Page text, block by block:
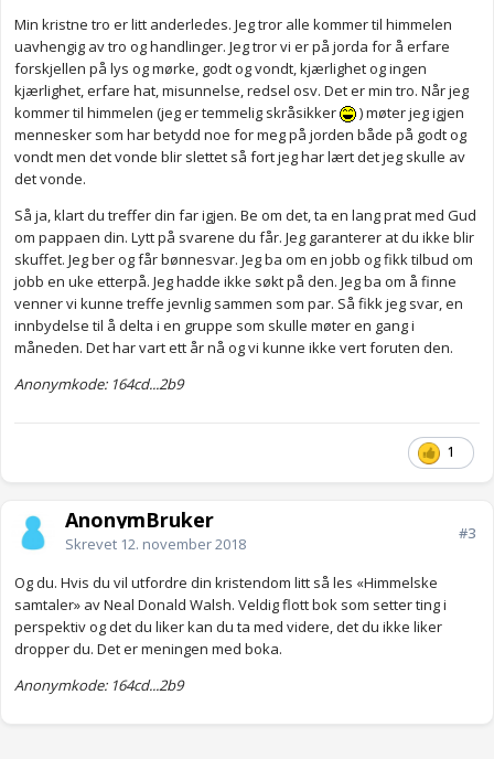
Min kristne tro er litt anderledes. Jeg tror alle kommer til himmelen
uavhengig av tro og handlinger. Jeg tror vi er på jorda for å erfare
forskjellen på lys og mørke, godt og vondt, kjærlighet og ingen
kjærlighet, erfare hat, misunnelse, redsel osv. Det er min tro. Når jeg
kommer til himmelen (jeg er temmelig skråsikker
) møter jeg igjen
mennesker som har betydd noe for meg på jorden både på godt og
vondt men det vonde blir slettet så fort jeg har lært det jeg skulle av
det vonde.
Så ja, klart du treffer din far igjen. Be om det, ta en lang prat med Gud
om pappaen din. Lytt på svarene du får. Jeg garanterer at du ikke blir
skuffet. Jeg ber og får bønnesvar. Jeg ba om en jobb og fikk tilbud om
jobb en uke etterpå. Jeg hadde ikke søkt på den. Jeg ba om å finne
venner vi kunne treffe jevnlig sammen som par. Så fikk jeg svar, en
innbydelse til å delta i en gruppe som skulle møter en gang i
måneden. Det har vart ett år nå og vi kunne ikke vert foruten den.
Anonymkode: 164cd...2b9
1
AnonymBruker
Skrevet 12. november 2018
#3
Og du. Hvis du vil utfordre din kristendom litt så les «Himmelske
samtaler» av Neal Donald Walsh. Veldig flott bok som setter ting i
perspektiv og det du liker kan du ta med videre, det du ikke liker
dropper du. Det er meningen med boka.
Anonymkode: 164cd...2b9